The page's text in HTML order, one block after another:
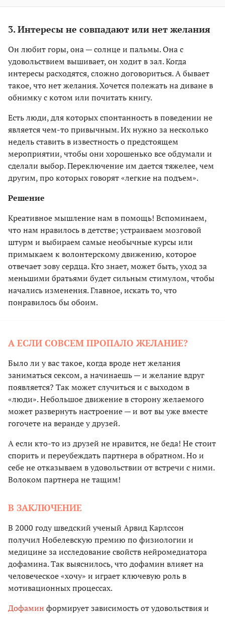
3. Интересы не совпадают или нет желания
Он любит горы, она — солнце и пальмы. Она с
удовольствием вышивает, он ходит в зал. Когда
интересы расходятся, сложно договориться. А бывает
такое, что нет желания. Хочется полежать на диване в
обнимку с котом или почитать книгу.
Есть люди, для которых спонтанность в поведении не
является чем-то привычным. Их нужно за несколько
недель ставить в известность о предстоящем
мероприятии, чтобы они хорошенько все обдумали и
сделали выбор. Переключение им дается тяжелее, чем
другим, про которых говорят «легкие на подъем».
Решение
Креативное мышление нам в помощь! Вспоминаем,
что нам нравилось в детстве; устраиваем мозговой
штурм и выбираем самые необычные курсы или
примыкаем к волонтерскому движению, которое
отвечает зову сердца. Кто знает, может быть, уход за
меньшими братьями будет сильным стимулом, чтобы
начались изменения. Главное, искать то, что
понравилось бы обоим.
А ЕСЛИ СОВСЕМ ПРОПАЛО ЖЕЛАНИЕ?
Было ли у вас такое, когда вроде нет желания
заниматься сексом, а начинаешь — и желание вдруг
появляется? Так может случиться и с выходом в
«люди». Небольшое движение в сторону желаемого
может развернуть настроение — и вот вы уже вместе
гогочете на веранде у друзей.
А если кто-то из друзей не нравится, не беда! Не стоит
спорить и переубеждать партнера в обратном. Но и
себе не отказываем в удовольствии от встречи с ними.
Волоком партнера не тащим!
В ЗАКЛЮЧЕНИЕ
В 2000 году шведский ученый Арвид Карлссон
получил Нобелевскую премию по физиологии и
медицине за исследование свойств нейромедиатора
дофамина. Так выяснилось, что дофамин влияет на
человеческое «хочу» и играет ключевую роль в
мотивационных процессах.
Дофамин формирует зависимость от удовольствия и